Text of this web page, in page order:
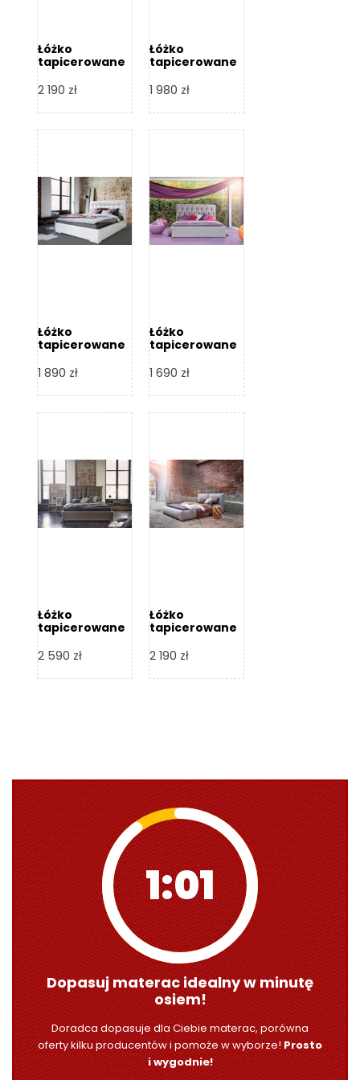
Łóżko
tapicerowane
Design
2 190 zł
Łóżko
tapicerowane
Design
1 980 zł
Łóżko
tapicerowane
Design
1 890 zł
Łóżko
tapicerowane
Design
1 690 zł
Łóżko
tapicerowane
Design
2 590 zł
Łóżko
tapicerowane
Design
2 190 zł
0:59
Dopasuj materac idealny w minutę
osiem!
Doradca dopasuje dla Ciebie materac, porówna
oferty kilku producentów i pomoże w wyborze!Prosto
i wygodnie!